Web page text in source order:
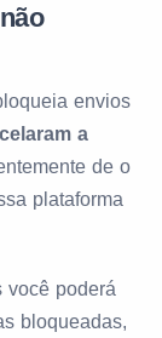
envios
a
de o
plataforma
você poderá
bloqueadas,